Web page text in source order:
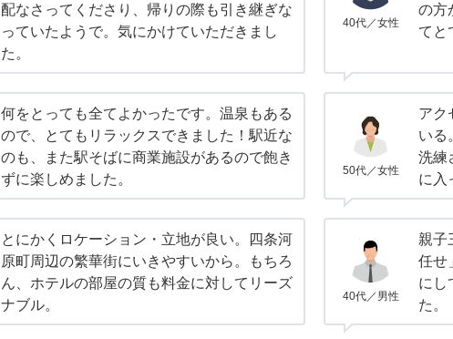
配なさってくださり、帰りの際も引き継ぎな
っていたようで。気にかけていただきまし
た。
40代／女性
の方
てと
何をとっても全てよかったです。温泉もある
ので、とてもリラックスできました！駅近な
のも、また駅そばに商業施設があるので飽き
ずに楽しめました。
50代／女性
アク
いる
洗練
に入
とにかくロケーション・立地が良い。四条河
原町周辺の繁華街にいきやすいから。もちろ
ん、ホテルの部屋の質も料金に対してリーズ
ナブル。
40代／男性
親子
任せ
にし
た。